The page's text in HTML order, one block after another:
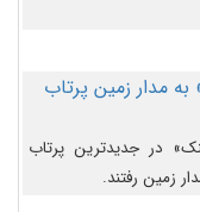
به مدار زمین پرتاب
در جدیدترین پرتاب
زمین رفتند.